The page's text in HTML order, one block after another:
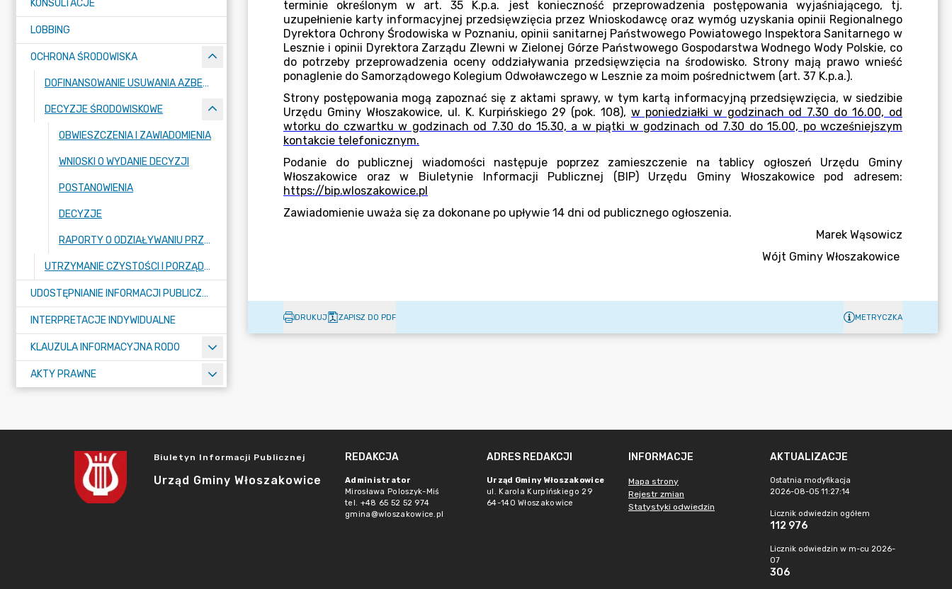
KONSULTACJE
LOBBING
OCHRONA ŚRODOWISKA
DOFINANSOWANIE USUWANIA AZBESTU
DECYZJE ŚRODOWISKOWE
OBWIESZCZENIA I ZAWIADOMIENIA
WNIOSKI O WYDANIE DECYZJI
POSTANOWIENIA
DECYZJE
RAPORTY O ODZIAŁYWANIU PRZEDSIĘWZIĘĆ NA ŚRODOWISKO
UTRZYMANIE CZYSTOŚCI I PORZĄDKU
UDOSTĘPNIANIE INFORMACJI PUBLICZNEJ
INTERPRETACJE INDYWIDUALNE
KLAUZULA INFORMACYJNA RODO
AKTY PRAWNE
DRUKUJ ZAPISZ DO PDF METRYCZKA
Biuletyn Informacji Publicznej
Urząd Gminy Włoszakowice
REDAKCJA
Administrator
Mirosława Poloszyk-Miś
tel. +48 65 52 52 974
gmina@wloszakowice.pl
ADRES REDAKCJI
Urząd Gminy Włoszakowice
ul. Karola Kurpińskiego 29
64-140 Włoszakowice
INFORMACJE
Mapa strony
Rejestr zmian
Statystyki odwiedzin
AKTUALIZACJE
Ostatnia modyfikacja
2026-08-05 11:27:14
Licznik odwiedzin ogółem
112 976
Licznik odwiedzin w m-cu 2026-
07
306